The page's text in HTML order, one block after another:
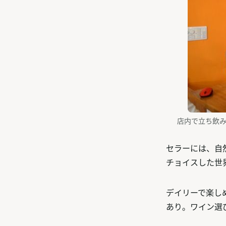
店内で立ち飲
セラーには、自
チョイスした
デイリーで楽し
あり。ワイン選